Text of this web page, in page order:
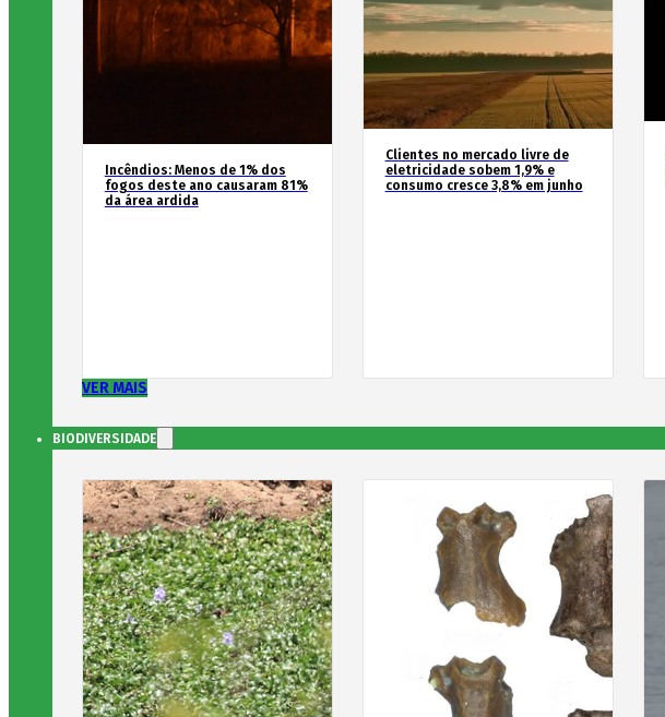
Incêndios: Menos de 1% dos
fogos deste ano causaram 81%
da área ardida
Clientes no mercado livre de
eletricidade sobem 1,9% e
consumo cresce 3,8% em junho
VER MAIS
BIODIVERSIDADE